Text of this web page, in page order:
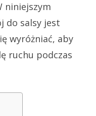
niniejszym
do salsy jest
wyróżniać, aby
ruchu podczas